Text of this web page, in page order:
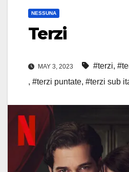
NESSUNA
Terzi
MAY 3, 2023 #terzi,
, #terzi puntate, #terzi sub